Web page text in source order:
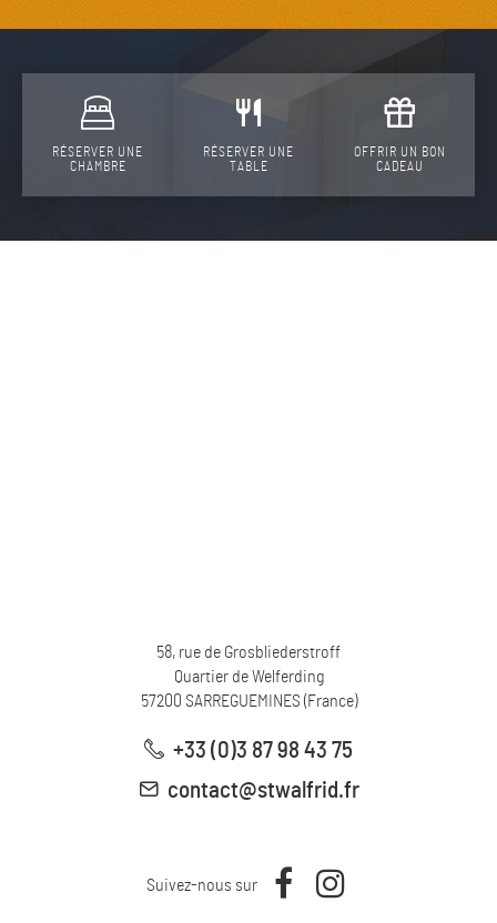
RÉSERVER UNE
CHAMBRE
RÉSERVER UNE
TABLE
OFFRIR UN BON
CADEAU
58, rue de Grosbliederstroff
Quartier de Welferding
57200 SARREGUEMINES (France)
+33 (0)3 87 98 43 75
contact@stwalfrid.fr
Suivez-nous sur